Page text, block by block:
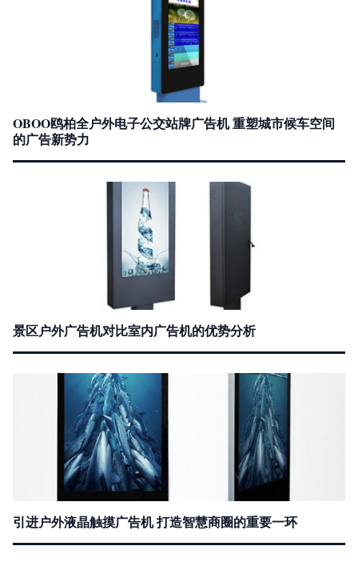
OBOO鸥柏全户外电子公交站牌广告机 重塑城市候车空间
的广告新势力
景区户外广告机对比室内广告机的优势分析
引进户外液晶触摸广告机 打造智慧商圈的重要一环